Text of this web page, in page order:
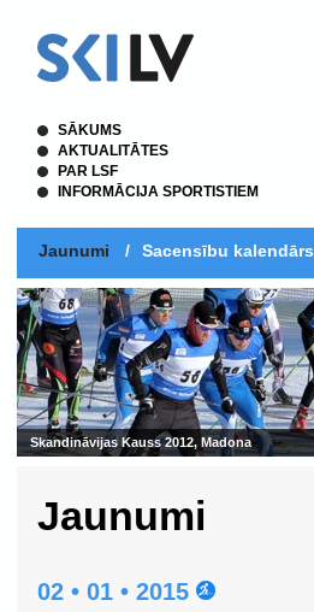
SĀKUMS
AKTUALITĀTES
PAR LSF
INFORMĀCIJA SPORTISTIEM
Jaunumi / Sacensību kalendārs
Skandināvijas Kauss 2012, Madona
Jaunumi
02 • 01 • 2015